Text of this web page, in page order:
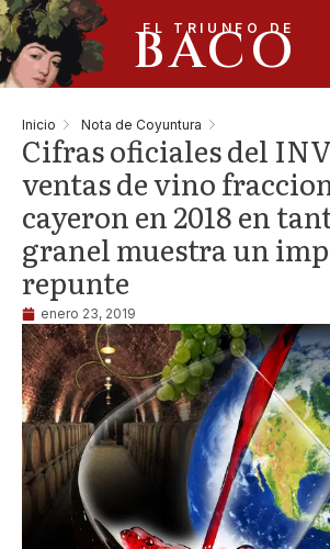
EL TRIUNFO DE
BACO
Inicio Nota de Coyuntura
Cifras oficiales del
ventas de vino
cayeron en 2018 en
granel muestra un
repunte
enero 23, 2019